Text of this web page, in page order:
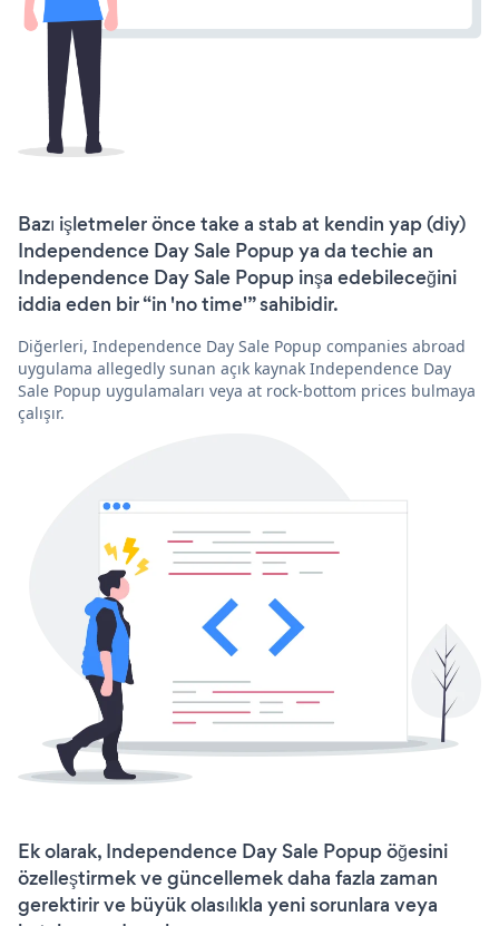
Bazı işletmeler önce take a stab at kendin yap (diy)
Independence Day Sale Popup ya da techie an
Independence Day Sale Popup inşa edebileceğini
iddia eden bir “in 'no time'” sahibidir.
Diğerleri, Independence Day Sale Popup companies abroad
uygulama allegedly sunan açık kaynak Independence Day
Sale Popup uygulamaları veya at rock-bottom prices bulmaya
çalışır.
Ek olarak, Independence Day Sale Popup öğesini
özelleştirmek ve güncellemek daha fazla zaman
gerektirir ve büyük olasılıkla yeni sorunlara veya